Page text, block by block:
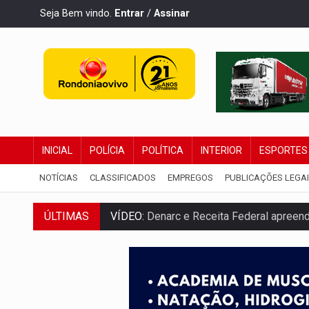
Seja Bem vindo. Entrar / Assinar
INICIAL POLÍCIA POLÍTICA INTERIOR ESPORTES
NOTÍCIAS CLASSIFICADOS EMPREGOS PUBLICAÇÕES
ÚLTIMAS VÍDEO: Denarc e Receita Federal
OPERAÇÃO DA PC:Membros do CV são
ENTRADA GRATUITA:Espetáculo As
Três são presos após furto de